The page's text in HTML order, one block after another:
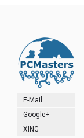
E-Mail
Google+
XING